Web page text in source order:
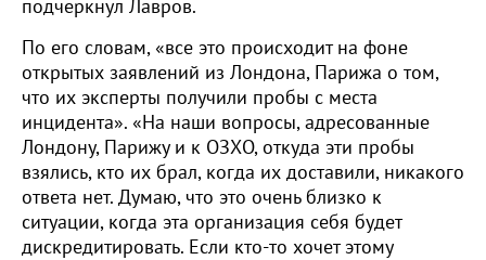
подчеркнул Лавров.
По его словам, «все это происходит на фоне
открытых заявлений из Лондона, Парижа о том,
что их эксперты получили пробы с места
инцидента». «На наши вопросы, адресованные
Лондону, Парижу и к ОЗХО, откуда эти пробы
взялись, кто их брал, когда их доставили, никакого
ответа нет. Думаю, что это очень близко к
ситуации, когда эта организация себя будет
дискредитировать. Если кто-то хочет этому